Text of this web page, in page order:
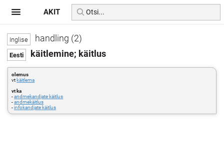
handling (2)
käitlemine; käitlus
olemus
vt käitlema
vt ka
-andmekandjate käitlus
-andmekäitlus
-infokandjate käitlus
AKIT